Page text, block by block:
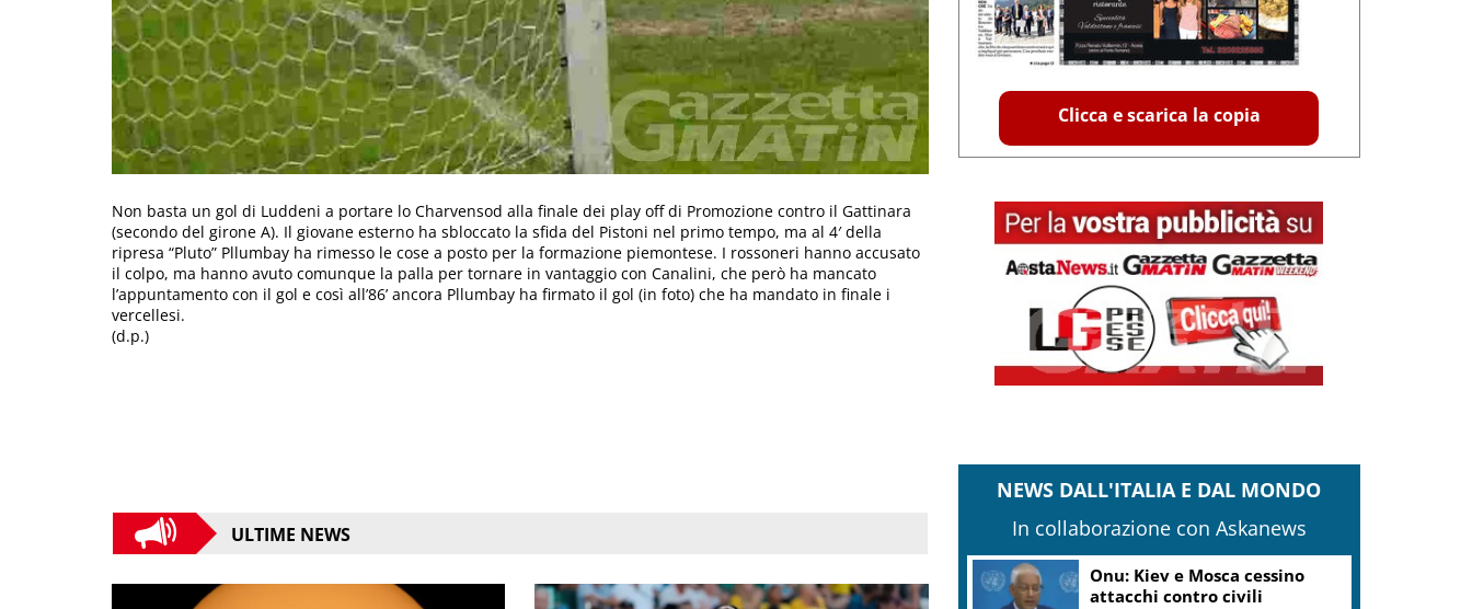
Non basta un gol di Luddeni a portare lo Charvensod alla finale dei play off di Promozione contro il Gattinara
(secondo del girone A). Il giovane esterno ha sbloccato la sfida del Pistoni nel primo tempo, ma al 4′ della
ripresa “Pluto” Pllumbay ha rimesso le cose a posto per la formazione piemontese. I rossoneri hanno accusato
il colpo, ma hanno avuto comunque la palla per tornare in vantaggio con Canalini, che però ha mancato
l’appuntamento con il gol e così all’86’ ancora Pllumbay ha firmato il gol (in foto) che ha mandato in finale i
vercellesi.
(d.p.)
ULTIME NEWS
Clicca e scarica la copia
NEWS DALL'ITALIA E DAL MONDO
In collaborazione con Askanews
Onu: Kiev e Mosca cessino
attacchi contro civili